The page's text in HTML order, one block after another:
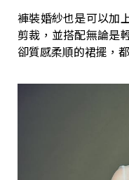
褲裝婚紗也是可以加
剪裁，並搭配無論是
卻質感柔順的裙擺，